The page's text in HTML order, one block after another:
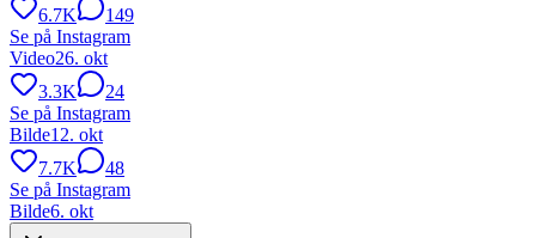
6.7K
149
Se på Instagram
Video26. okt
3.3K
24
Se på Instagram
Bilde12. okt
7.7K
48
Se på Instagram
Bilde6. okt